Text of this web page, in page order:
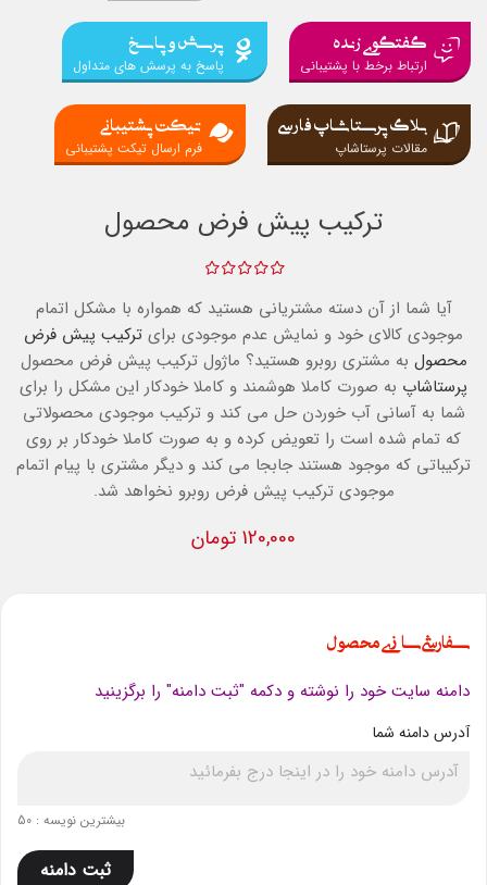
گفتگوی زنده
ارتباط برخط با پشتیبانی
پرسش و پاسخ
پاسخ به پرسش های متداول
بلاگ پرستاشاپ فارسی
مقالات پرستاشاپ
تیکت پشتیبانی
فرم ارسال تیکت پشتیبانی
ترکیب پیش فرض محصول
آیا شما از آن دسته مشتریانی هستید که همواره با مشکل اتمام
موجودی کالای خود و نمایش عدم موجودی برای ترکیب پیش فرض
محصول به مشتری روبرو هستید؟ ماژول ترکیب پیش فرض محصول
پرستاشاپ به صورت کاملا هوشمند و کاملا خودکار این مشکل را برای
شما به آسانی آب خوردن حل می کند و ترکیب موجودی محصولاتی
که تمام شده است را تعویض کرده و به صورت کاملا خودکار بر روی
ترکیباتی که موجود هستند جابجا می کند و دیگر مشتری با پیام اتمام
موجودی ترکیب پیش فرض روبرو نخواهد شد.
120,000 تومان
سفارشی سازی محصول
دامنه سایت خود را نوشته و دکمه "ثبت دامنه" را برگزینید
آدرس دامنه شما
بیشترین نویسه : 50
ثبت دامنه